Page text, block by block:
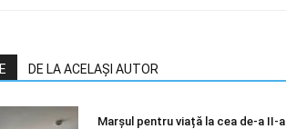
DE LA ACELAȘI AUTOR
Marșul pentru viață la cea de-a II-a